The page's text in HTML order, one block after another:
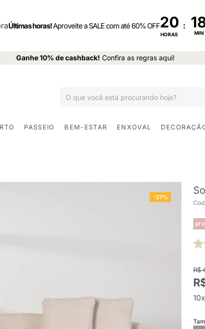
Últimas horas!Aproveite a SALE com até 60% OFF20
HORAS
:
MIN
Ganhe 10% de cashback! Confira as regras aqui!
PASSEIO BEM-ESTAR ENXOVAL
-27%
R$